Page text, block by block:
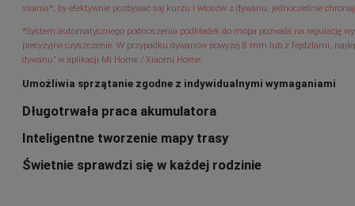
ssania*, by efektywnie pozbywać się kurzu i włosów z dywanu, jednocześnie
*System automatycznego podnoszenia podkładek do mopa pozwala na regulację
precyzyjne czyszczenie. W przypadku dywanów powyżej 8 mm lub z frędzlami,
dywanu” w aplikacji Mi Home / Xiaomi Home.
Umożliwia sprzątanie zgodne z indywidualnymi wymaganiami
Długotrwała praca akumulatora
Inteligentne tworzenie mapy trasy
Świetnie sprawdzi się w każdej rodzinie